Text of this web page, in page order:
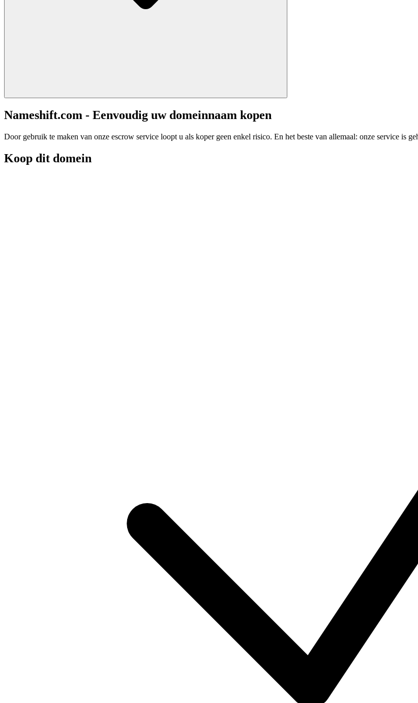
Nameshift.com - Eenvoudig uw domeinnaam kopen
Door gebruik te maken van onze escrow service loopt u als koper geen enkel risico. En het beste van allemaal: onze service is
Koop dit domein